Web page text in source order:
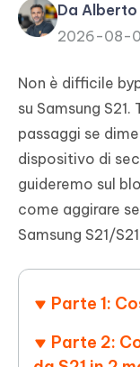
PDNob
PDF
iAnyGo
Da
2026-08-
Non è difficile
su Samsung
passaggi se
dispositivo di
guideremo sul
come aggirare
Samsung S21/
Parte 1:
Parte 2: